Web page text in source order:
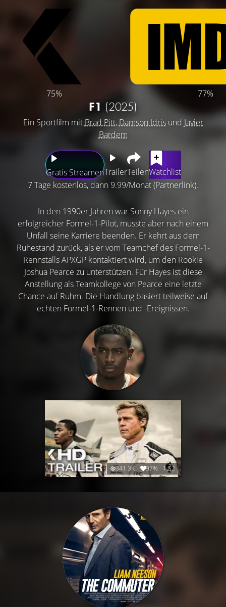
75% 77%
F1 (2025)
Ein Sportfilm mit Brad Pitt, Damson Idrisund Javier
Bardem
Gratis StreamenTrailerTeilenWatchlist
7 Tage kostenlos, dann 9.99/Monat (Partnerlink).
In den 1990er Jahren war Sonny Hayes ein
erfolgreicher Formel-1-Pilot, musste aber nach einem
Unfall seine Karriere beenden. Er kehrt aus dem
Ruhestand zurück, als er vom Teamchef des Formel-1-
Rennstalls APXGP kontaktiert wird, um den Rookie
Joshua Pearce zu unterstützen. Für Hayes ist diese
Anstellung als Teamkollege von Pearce eine letzte
Chance auf Ruhm. Die Handlung basiert teilweise auf
echten Formel-1-Rennen und -Ereignissen.
341.3K 97% 1:52